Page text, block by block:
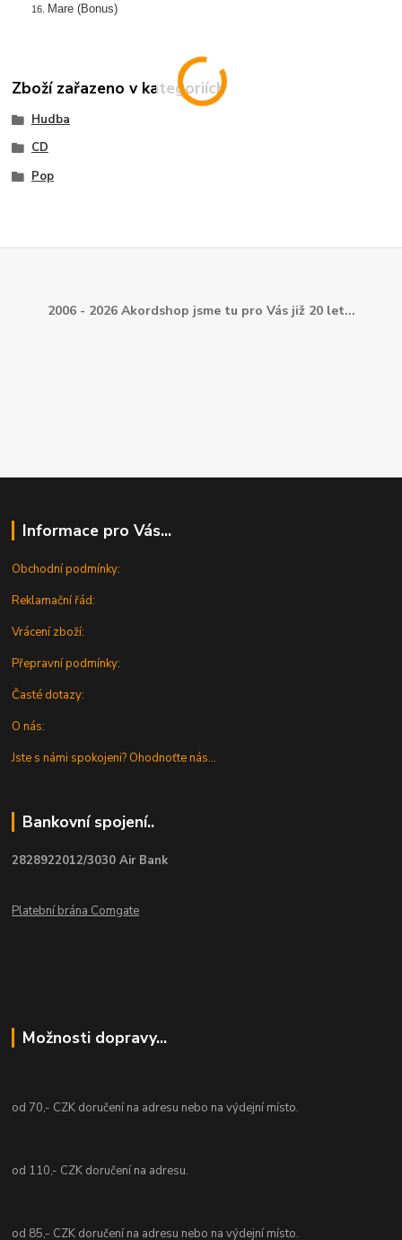
Mare (Bonus)
Zboží zařazeno v kategoriích
Hudba
CD
Pop
2006 - 2026 Akordshop jsme tu pro Vás již 20 let...
Informace pro Vás...
Obchodní podmínky:
Reklamační řád:
Vrácení zboží:
Přepravní podmínky:
Časté dotazy:
O nás:
Jste s námi spokojeni? Ohodnoťte nás...
Bankovní spojení..
2828922012/3030 Air Bank
Platební brána Comgate
Možnosti dopravy...
od 70,- CZK doručení na adresu nebo na výdejní místo.
od 110,- CZK doručení na adresu.
od 85,- CZK doručení na adresu nebo na výdejní místo.